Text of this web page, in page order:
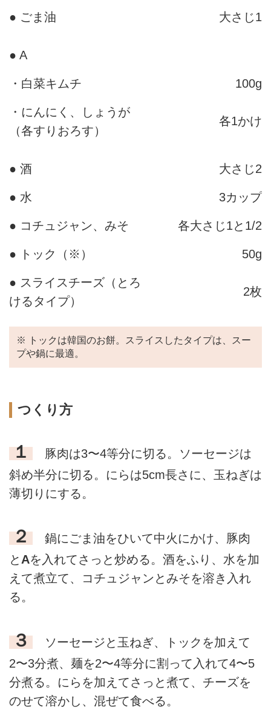
● ごま油 大さじ1
● A
・白菜キムチ 100g
・にんにく、しょうが
（各すりおろす）
各1かけ
● 酒 大さじ2
● 水 3カップ
● コチュジャン、みそ 各大さじ1と1/2
● トック（※） 50g
● スライスチーズ（とろ
けるタイプ）
2枚
※ トックは韓国のお餅。スライスしたタイプは、スー
プや鍋に最適。
つくり方
１
豚肉は3〜4等分に切る。ソーセージは
斜め半分に切る。にらは5cm長さに、玉ねぎは
薄切りにする。
２
鍋にごま油をひいて中火にかけ、豚肉
と Aを入れてさっと炒める。酒をふり、水を加
えて煮立て、コチュジャンとみそを溶き入れ
る。
３
ソーセージと玉ねぎ、トックを加えて
2〜3分煮、麺を2〜4等分に割って入れて4〜5
分煮る。にらを加えてさっと煮て、チーズを
のせて溶かし、混ぜて食べる。